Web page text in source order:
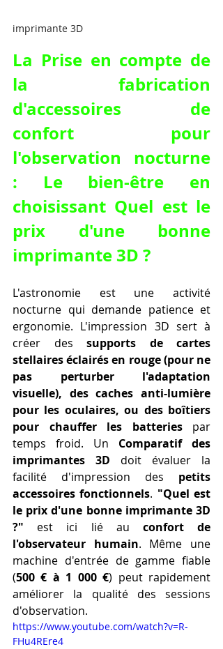
imprimante 3D
La Prise en compte de
la fabrication
d'accessoires de
confort pour
l'observation nocturne
: Le bien-être en
choisissant Quel est le
prix d'une bonne
imprimante 3D ?
L'astronomie est une activité
nocturne qui demande patience et
ergonomie. L'impression 3D sert à
créer des supports de cartes
stellaires éclairés en rouge (pour ne
pas perturber l'adaptation
visuelle), des caches anti-lumière
pour les oculaires, ou des boîtiers
pour chauffer les batteries par
temps froid. Un Comparatif des
imprimantes 3D doit évaluer la
facilité d'impression des petits
accessoires fonctionnels. "Quel est
le prix d'une bonne imprimante 3D
?" est ici lié au confort de
l'observateur humain. Même une
machine d'entrée de gamme fiable
(500 € à 1 000 €) peut rapidement
améliorer la qualité des sessions
d'observation.
https://www.youtube.com/watch?v=R-
FHu4REre4